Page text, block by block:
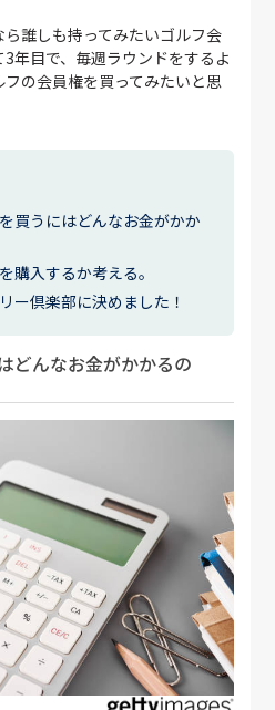
誰しも持ってみたいゴルフ会
年目で、毎週ラウンドをするよ
の会員権を買ってみたいと思
買うにはどんなお金がかか
購入するか考える。
ー倶楽部に決めました！
どんなお金がかかるの